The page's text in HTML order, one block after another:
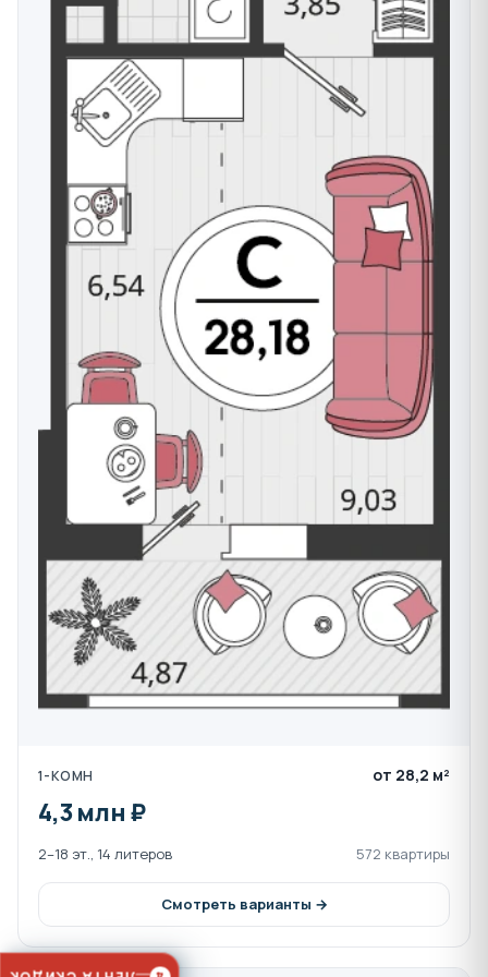
Поликлиника
— взрослая и детская, площадью
5410 м², строится, ввод — 2 кв. 2026 г.;
Парк семейного отдыха «Родные просторы»
— 9 га, свыше 4180 растений, 4,5 км
прогулочных аллей, амфитеатр, площадка для
кинофестивалей, скейт-парк;
Аллея фонтанов
— с двумя каскадными
чашами и коммерческими галереями по
периметру;
Фитнес-клуб Balance
— строится, с
акватермальным комплексом, два открытых
бассейна с морской водой, детский бассейн,
Фудхолл и ресторанная галерея
гастрономический кластер разных концепций;
Спорт на территории
— футбольное поле,
теннисный корт, зона выгула и дрессировки
собак, воркаут-зоны.
Парковка организована по периметру — порядка
2000 машиномест, плюс многоуровневые крытые
наземные паркинги.
Квартиры и планировки
В продаже квартиры от 1 до 4 комнат: купить
однокомнатную квартиру в Краснодаре можно для
первого жилья, а купить трёхкомнатную квартиру в
2-комнатные
— площадь 37,86–77,72 м²;
3-комнатные
4-комнатные
— площадь 73,08–129,37 м².
Актуальные цены на квартиры каждого типа — в
шахматке на странице.
Потолки во всех квартирах — от 2,7 м. Кухни в
1-КОМН от 28,2 м²
4,3 млн ₽
2–18 эт., 14 литеров 572 квартиры
Смотреть варианты →